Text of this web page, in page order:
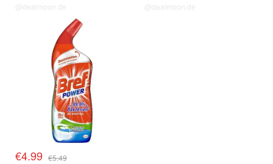
@dealmoon.de @dealmoon.de
€4.99 €5.49